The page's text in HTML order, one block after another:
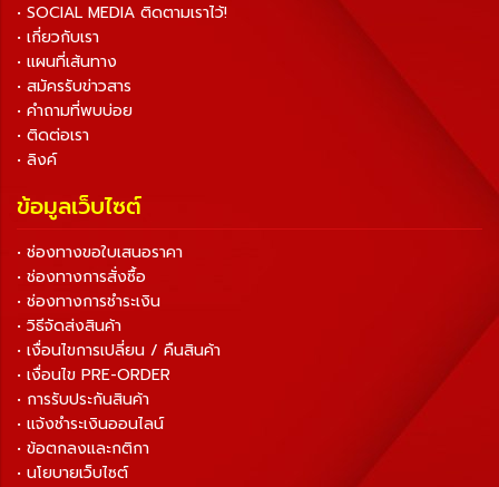
• SOCIAL MEDIA ติดตามเราไว้!
• เกี่ยวกับเรา
• แผนที่เส้นทาง
• สมัครรับข่าวสาร
• คำถามที่พบบ่อย
• ติดต่อเรา
• ลิงค์
ข้อมูลเว็บไซต์
• ช่องทางขอใบเสนอราคา
• ช่องทางการสั่งซื้อ
• ช่องทางการชำระเงิน
• วิธีจัดส่งสินค้า
• เงื่อนไขการเปลี่ยน / คืนสินค้า
• เงื่อนไข PRE-ORDER
• การรับประกันสินค้า
• แจ้งชำระเงินออนไลน์
• ข้อตกลงและกติกา
• นโยบายเว็บไซต์